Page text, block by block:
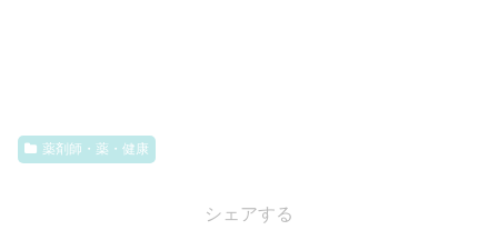
薬剤師・薬・健康
シェアする